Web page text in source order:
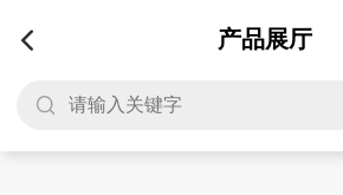
产品展厅